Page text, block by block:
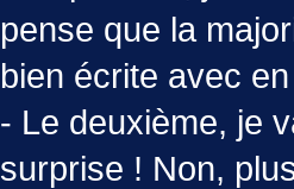
pense que la
bien écrite avec
- Le deuxième, je
surprise ! Non,